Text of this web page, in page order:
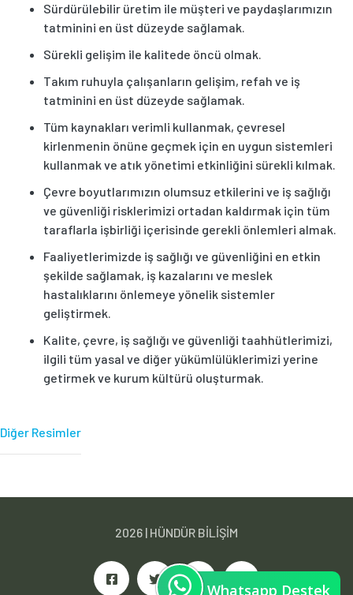
Sürdürülebilir üretim ile müşteri ve paydaşlarımızın
tatminini en üst düzeyde sağlamak.
Sürekli gelişim ile kalitede öncü olmak.
Takım ruhuyla çalışanların gelişim, refah ve iş
tatminini en üst düzeyde sağlamak.
Tüm kaynakları verimli kullanmak, çevresel
kirlenmenin önüne geçmek için en uygun sistemleri
kullanmak ve atık yönetimi etkinliğini sürekli kılmak.
Çevre boyutlarımızın olumsuz etkilerini ve iş sağlığı
ve güvenliği risklerimizi ortadan kaldırmak için tüm
taraflarla işbirliği içerisinde gerekli önlemleri almak.
Faaliyetlerimizde iş sağlığı ve güvenliğini en etkin
şekilde sağlamak, iş kazalarını ve meslek
hastalıklarını önlemeye yönelik sistemler
geliştirmek.
Kalite, çevre, iş sağlığı ve güvenliği taahhütlerimizi,
ilgili tüm yasal ve diğer yükümlülüklerimizi yerine
getirmek ve kurum kültürü oluşturmak.
Diğer Resimler
2026 | HÜNDÜR BİLİŞİM
Whatsapp Destek